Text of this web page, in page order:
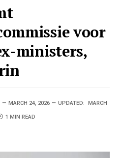
voor
ministers,
MARCH 24, 2026 UPDATED: MARCH
1 MIN READ